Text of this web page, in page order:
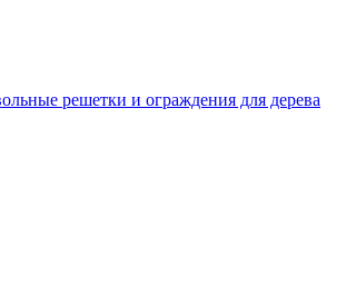
решетки и ограждения для дерева